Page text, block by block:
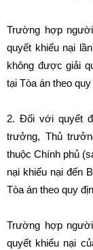
Trường hợp
quyết khiếu nại
không được giải
tại Tòa án theo
2. Đối với quyết
trưởng, Thủ
thuộc Chính phủ
nại khiếu nại đến
Tòa án theo quy
Trường hợp
quyết khiếu nại